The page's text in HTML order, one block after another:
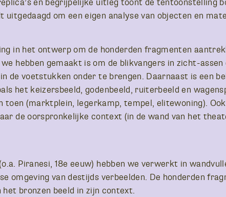
en begrijpelijke uitleg toont de tentoonstelling
uitgedaagd om een eigen analyse van objecten en
in het ontwerp om de honderden fragmenten
hebben gemaakt is om de blikvangers in zicht-
de voetstukken onder te brengen. Daarnaast is een
het keizersbeeld, godenbeeld, ruiterbeeld en
toen (marktplein, legerkamp, tempel, elitewoning).
de oorspronkelijke context (in de wand van het
Piranesi, 18e eeuw) hebben we verwerkt in
omgeving van destijds verbeelden. De honderden
bronzen beeld in zijn context.